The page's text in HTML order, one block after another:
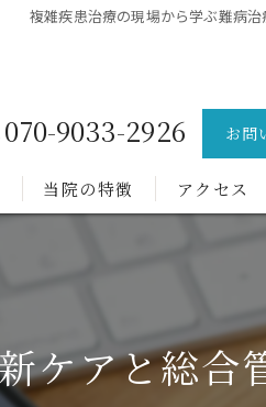
複雑疾患治療の現場から学ぶ難病
070-9033-2926 お問
当院の特徴
難病
アクセス
ケアと総合